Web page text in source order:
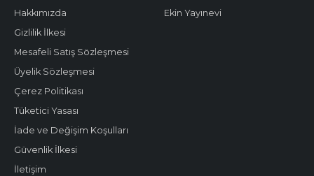
Hakkımızda
Gizlilik İlkesi
Mesafeli Satış Sözleşmesi
Üyelik Sözleşmesi
Çerez Politikası
Tüketici Yasası
İade ve Değişim Koşulları
Güvenlik İlkesi
İletişim
Ekin Yayınevi